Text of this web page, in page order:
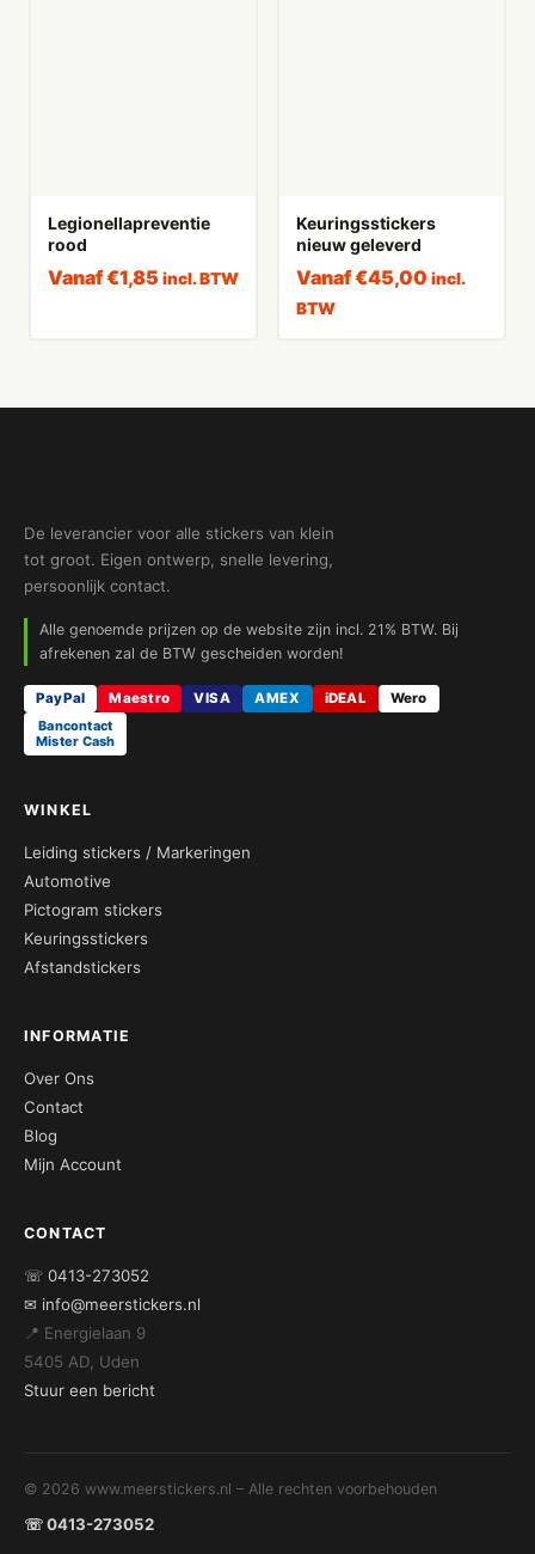
Legionellapreventie
rood
Vanaf€1,85 incl. BTW
Keuringsstickers
nieuw geleverd
Vanaf€45,00 incl.
BTW
De leverancier voor alle stickers van klein
tot groot. Eigen ontwerp, snelle levering,
persoonlijk contact.
Alle genoemde prijzen op de website zijn incl. 21% BTW. Bij
afrekenen zal de BTW gescheiden worden!
PayPal Maestro VISA AMEX iDEAL
Wero
Bancontact
Mister Cash
WINKEL
Leiding stickers / Markeringen
Automotive
Pictogram stickers
Keuringsstickers
Afstandstickers
INFORMATIE
Over Ons
Contact
Blog
Mijn Account
CONTACT
☏ 0413-273052
✉ info@meerstickers.nl
📍 Energielaan 9
5405 AD, Uden
Stuur een bericht
© 2026 www.meerstickers.nl – Alle rechten voorbehouden
☏ 0413-273052